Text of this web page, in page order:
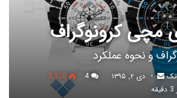
کرونوگراف
و نحوه عملکرد
دی ۲, ۱۳۹۵
3,320